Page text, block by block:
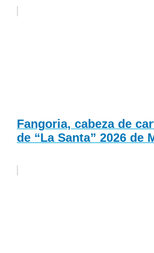
Fangoria, cabeza de
de “La Santa” 2026 de